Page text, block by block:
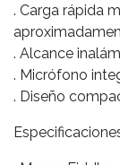
. Carga rápida
. Alcance
. Micrófono
. Diseño